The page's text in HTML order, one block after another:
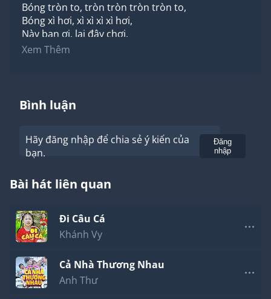
Bóng tròn to, tròn tròn tròn tròn to,
Bóng xì hơi, xì xì xì xì hơi,
Này bạn ơi, lại đây chơi,
Xem bóng ai to tròn nào,
Xem Thêm
Bình luận
Hãy đăng nhập để chia sẻ ý kiến của
bạn.
Đăng
nhập
Bài hát liên quan
Đi Câu Cá
Khánh Vy
Cả Nhà Thương Nhau
Anh Thư